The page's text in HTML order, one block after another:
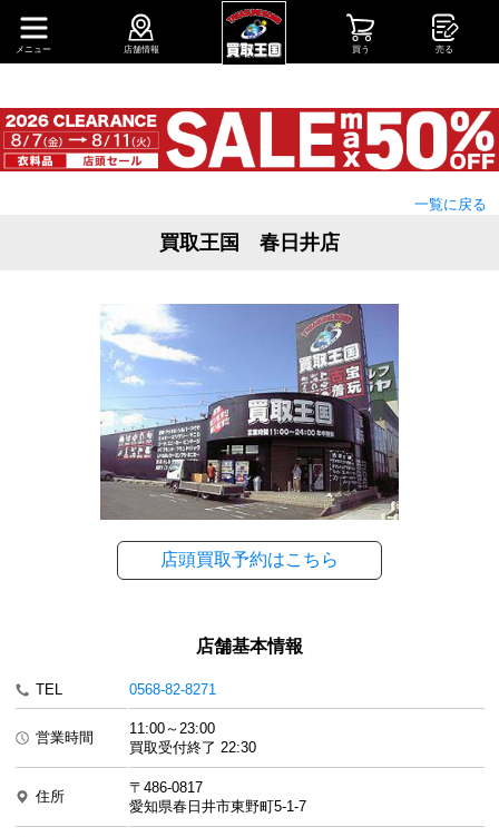
店舗情報 買う 売る
メニュー
一覧に戻る
買取王国 春日井店
店頭買取予約はこちら
店舗基本情報
TEL 0568-82-8271
営業時間
11:00～23:00
買取受付終了 22:30
住所
〒486-0817
愛知県春日井市東野町5-1-7